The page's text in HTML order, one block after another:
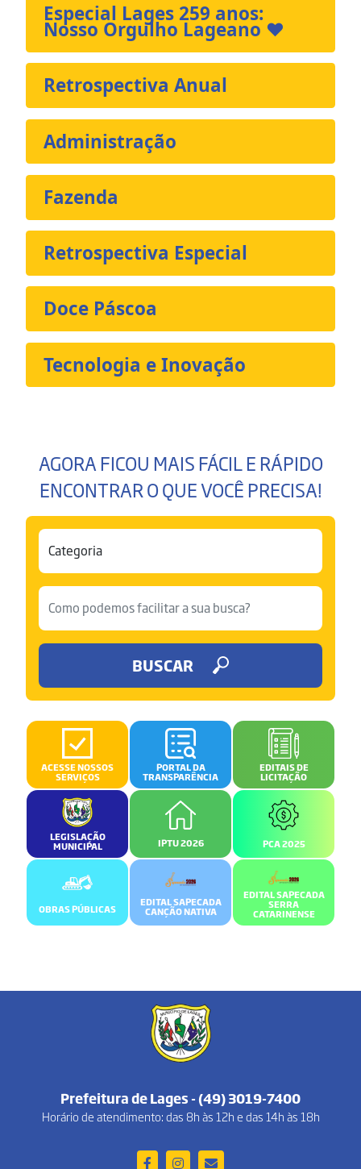
Especial Lages 259 anos:
Nosso Orgulho Lageano ❤️
Retrospectiva Anual
Administração
Fazenda
Retrospectiva Especial
Doce Páscoa
Tecnologia e Inovação
AGORA FICOU MAIS FÁCIL E RÁPIDO
ENCONTRAR O QUE VOCÊ PRECISA!
BUSCAR
ACESSE NOSSOS
SERVIÇOS
PORTAL DA
TRANSPARÊNCIA
EDITAIS DE
LICITAÇÃO
LEGISLAÇÃO
MUNICIPAL IPTU 2026 PCA 2025
OBRAS PÚBLICAS
EDITAL SAPECADA
CANÇÃO NATIVA
EDITAL SAPECADA
SERRA
CATARINENSE
Prefeitura de Lages - (49) 3019-7400
Horário de atendimento: das 8h às 12h e das 14h às 18h